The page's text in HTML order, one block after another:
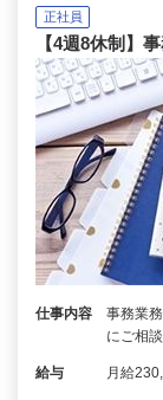
正社員
【4週8休制】
仕事内容
事務業
にご相
給与 月給